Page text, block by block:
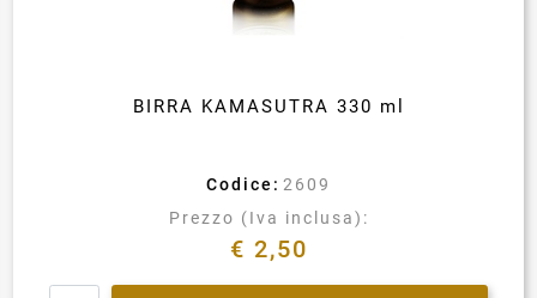
BIRRA KAMASUTRA 330 ml
Codice: 2609
Prezzo (Iva inclusa):
€ 2,50